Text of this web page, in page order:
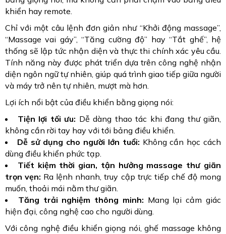
khiển hay remote.
Chỉ với một câu lệnh đơn giản như “Khởi động massage”,
“Massage vai gáy”, “Tăng cường độ” hay “Tắt ghế”, hệ
thống sẽ lập tức nhận diện và thực thi chính xác yêu cầu.
Tính năng này được phát triển dựa trên công nghệ nhận
diện ngôn ngữ tự nhiên, giúp quá trình giao tiếp giữa người
và máy trở nên tự nhiên, mượt mà hơn.
Lợi ích nổi bật của điều khiển bằng giọng nói:
Tiện lợi tối ưu: Dễ dàng thao tác khi đang thư giãn,
không cần rời tay hay với tới bảng điều khiển.
Dễ sử dụng cho người lớn tuổi: Không cần học cách
dùng điều khiển phức tạp.
Tiết kiệm thời gian, tận hưởng massage thư giãn
trọn vẹn: Ra lệnh nhanh, truy cập trực tiếp chế độ mong
muốn, thoải mái nằm thư giãn.
Tăng trải nghiệm thông minh: Mang lại cảm giác
hiện đại, công nghệ cao cho người dùng.
Với công nghệ điều khiển giọng nói, ghế massage không